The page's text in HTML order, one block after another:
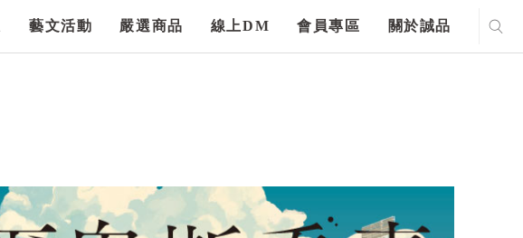
藝文活動 嚴選商品 線上DM 會員專區 關於誠品